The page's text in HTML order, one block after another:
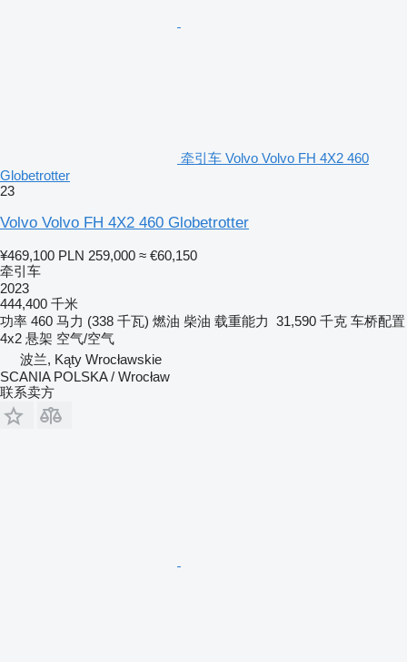
牵引车 Volvo Volvo FH 4X2 460
Globetrotter
23
Volvo Volvo FH 4X2 460 Globetrotter
¥469,100 PLN 259,000 ≈ €60,150
牵引车
2023
444,400 千米
功率 460 马力 (338 千瓦) 燃油 柴油 载重能力 31,590 千克 车桥配置
4x2 悬架 空气/空气
波兰, Kąty Wrocławskie
SCANIA POLSKA / Wrocław
联系卖方